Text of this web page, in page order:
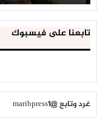
تابعنا على فيسبوك
غرد وتابع @maribpress1